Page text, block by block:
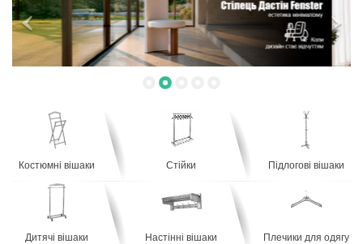
Костюмні вішаки Стійки Підлогові вішаки
Дитячі вішаки Настінні вішаки Плечики для одягу